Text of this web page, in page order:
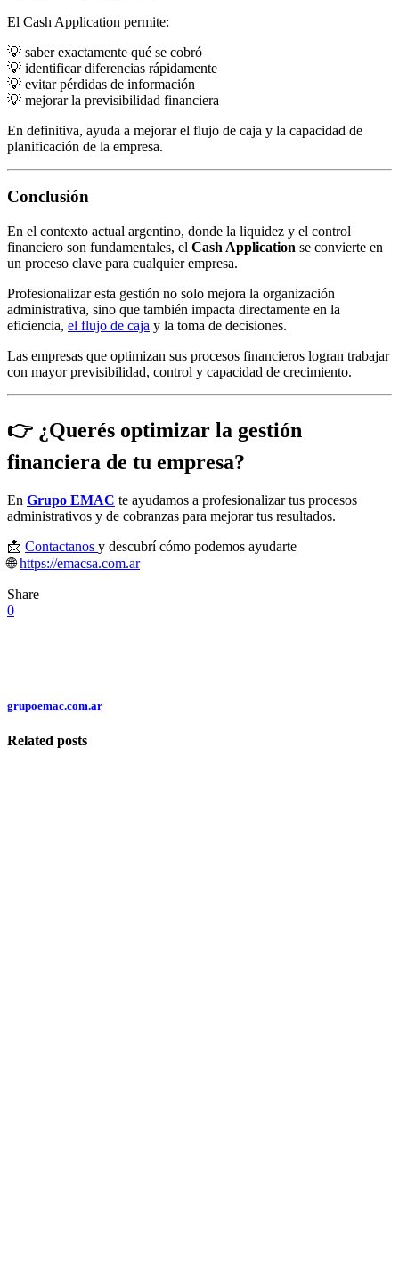
El Cash Application permite:
💡 saber exactamente qué se cobró
💡 identificar diferencias rápidamente
💡 evitar pérdidas de información
💡 mejorar la previsibilidad financiera
En definitiva, ayuda a mejorar el flujo de caja y la capacidad de
planificación de la empresa.
Conclusión
En el contexto actual argentino, donde la liquidez y el control
financiero son fundamentales, el Cash Application se convierte en
un proceso clave para cualquier empresa.
Profesionalizar esta gestión no solo mejora la organización
administrativa, sino que también impacta directamente en la
eficiencia, el flujo de caja y la toma de decisiones.
Las empresas que optimizan sus procesos financieros logran trabajar
con mayor previsibilidad, control y capacidad de crecimiento.
👉 ¿Querés optimizar la gestión
financiera de tu empresa?
En Grupo EMAC te ayudamos a profesionalizar tus procesos
administrativos y de cobranzas para mejorar tus resultados.
📩 Contactanos y descubrí cómo podemos ayudarte
🌐https://emacsa.com.ar
Share
0
grupoemac.com.ar
Related posts